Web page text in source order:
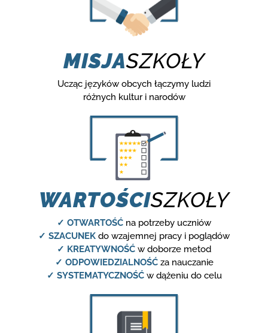
MISJASZKOŁY
Ucząc języków obcych łączymy ludzi
różnych kultur i narodów
WARTOŚCISZKOŁY
✓ OTWARTOŚĆ na potrzeby uczniów
✓ SZACUNEK do wzajemnej pracy i poglądów
✓ KREATYWNOŚĆ w doborze metod
✓ ODPOWIEDZIALNOŚĆza nauczanie
✓ SYSTEMATYCZNOŚĆw dążeniu do celu